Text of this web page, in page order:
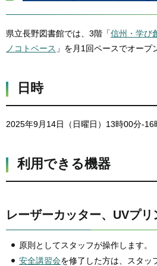
県立長野図書館では、3階「信州・学び
ノコトベース 」を月1回ペースでオープ
日時
2025年9月14日（日曜日）13時00分-16
利用できる機器
レーザーカッター、UVプリ
原則としてスタッフが操作します。
安全講習会を修了した方は、スタッ